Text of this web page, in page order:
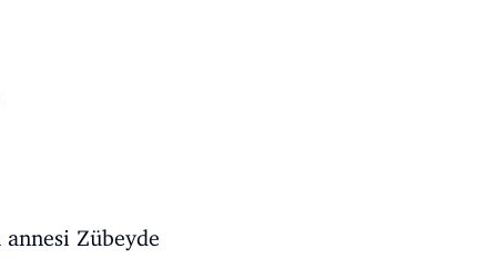
Zübeyde